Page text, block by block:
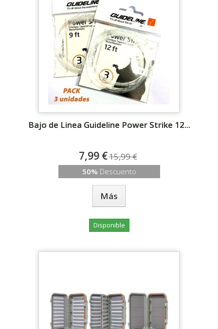
Bajo de Linea Guideline Power Strike 12...
7,99 €15,99 €
50% Descuento
Más
Disponible